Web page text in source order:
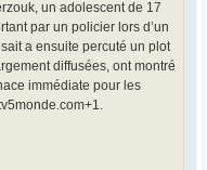
un adolescent de 17
par un policier lors d’un
a ensuite percuté un plot
diffusées, ont montré
immédiate pour les